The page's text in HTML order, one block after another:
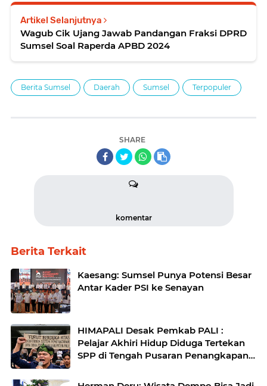
Artikel Selanjutnya
Wagub Cik Ujang Jawab Pandangan Fraksi DPRD
Sumsel Soal Raperda APBD 2024
Berita Sumsel Daerah Sumsel Terpopuler
SHARE
komentar
Berita Terkait
Kaesang: Sumsel Punya Potensi Besar
Antar Kader PSI ke Senayan
HIMAPALI Desak Pemkab PALI :
Pelajar Akhiri Hidup Diduga Tertekan
SPP di Tengah Pusaran Penangkapan
Beasiswa yang Mati Suri